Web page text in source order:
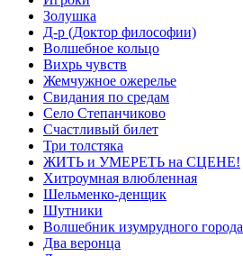
Золушка
Д-р (Доктор философии)
Волшебное кольцо
Вихрь чувств
Жемчужное ожерелье
Свидания по средам
Село Степанчиково
Счастливый билет
Три толстяка
ЖИТЬ и УМЕРЕТЬ на СЦЕНЕ!
Хитроумная влюбленная
Шельменко-денщик
Шутники
Волшебник изумрудного города
Два веронца